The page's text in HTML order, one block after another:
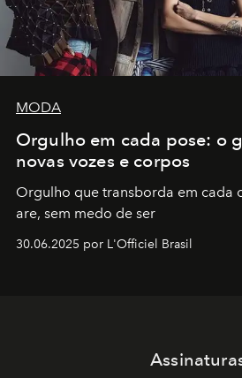
MODA
Orgulho em cada pose: o
novas vozes e corpos
Orgulho que transborda em cada
are, sem medo de ser
30.06.2025 por L'Officiel Brasil